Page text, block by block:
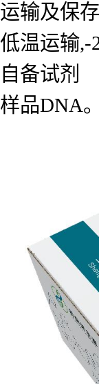
运输及保存
低温运输
自备试剂
样品DNA。